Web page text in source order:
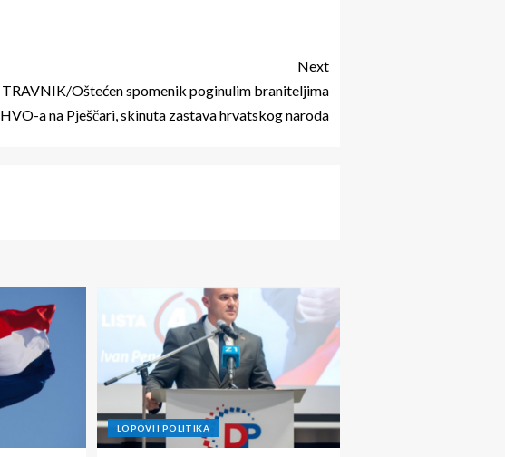
Next
TRAVNIK/Oštećen spomenik poginulim braniteljima
HVO-a na Pješčari, skinuta zastava hrvatskog naroda
LOPOVI I POLITIKA